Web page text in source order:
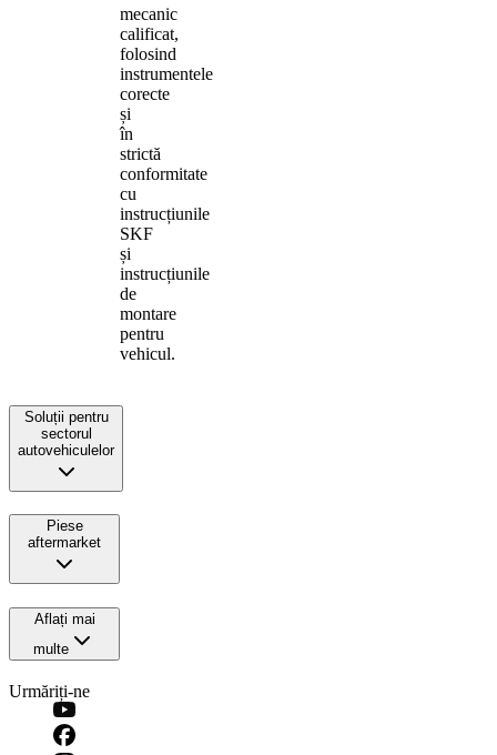
mecanic
calificat,
folosind
instrumentele
corecte
și
în
strictă
conformitate
cu
instrucțiunile
SKF
și
instrucțiunile
de
montare
pentru
vehicul.
Soluții pentru
sectorul
autovehiculelor
Piese
aftermarket
Aflați mai
multe
Urmăriți-ne